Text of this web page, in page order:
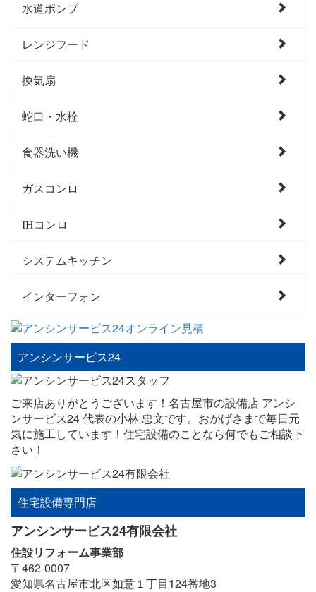
水道ポンプ
レンジフード
換気扇
蛇口・水栓
食器洗い機
ガスコンロ
IHコンロ
システムキッチン
インターフォン
アンシンサービス24
ご来店ありがとうございます！名古屋市の設備店 アンシ
ンサービス24 代表の小林 忠文です。おかげさまで毎日元
気に施工しています！住宅設備のことなら何でもご相談下
さい！
住宅設備専門店
アンシンサービス24有限会社
住設リフォーム事業部
〒462-0007
愛知県名古屋市北区如意１丁目124番地3